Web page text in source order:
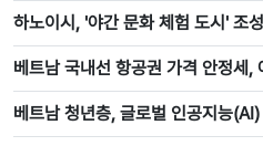
하노이시, '야간 문화 체험 도시' 조
베트남 국내선 항공권 가격 안정세,
베트남 청년층, 글로벌 인공지능